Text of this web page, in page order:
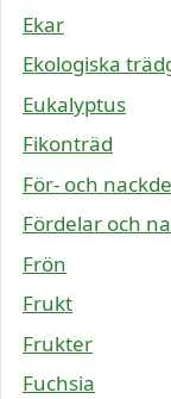
Ekar
Ekologiska
Eukalyptus
Fikonträd
För- och
Fördelar och
Frön
Frukt
Frukter
Fuchsia